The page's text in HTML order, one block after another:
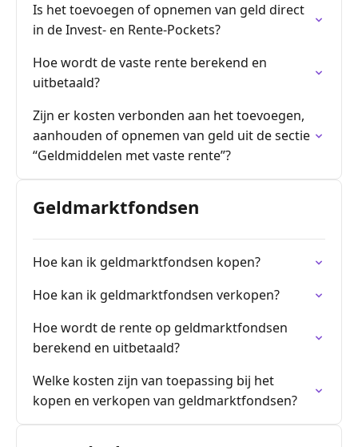
Is het toevoegen of opnemen van geld direct
in de Invest- en Rente-Pockets?
Hoe wordt de vaste rente berekend en
uitbetaald?
Zijn er kosten verbonden aan het toevoegen,
aanhouden of opnemen van geld uit de sectie
“Geldmiddelen met vaste rente”?
Geldmarktfondsen
Hoe kan ik geldmarktfondsen kopen?
Hoe kan ik geldmarktfondsen verkopen?
Hoe wordt de rente op geldmarktfondsen
berekend en uitbetaald?
Welke kosten zijn van toepassing bij het
kopen en verkopen van geldmarktfondsen?